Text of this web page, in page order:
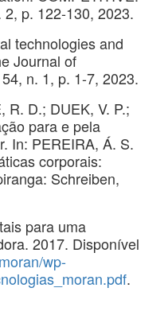
p. 122-130, 2023.
technologies and
Journal of
n. 1, p. 1-7, 2023.
R. D.; DUEK, V. P.;
para e pela
In: PEREIRA, Á. S.
corporais:
Schreiben,
para uma
2017. Disponível
wp-
.